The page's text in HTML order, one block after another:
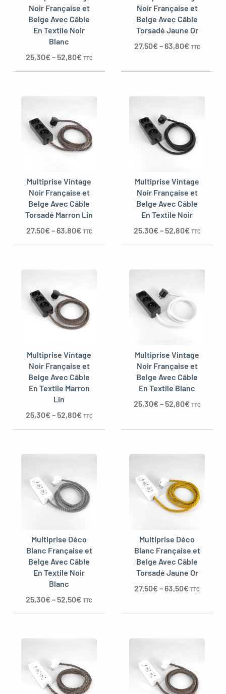
Noir Française et
Belge Avec Câble
En Textile Noir
Blanc
25,30€–52,80€ TTC
Noir Française et
Belge Avec Câble
Torsadé Jaune Or
27,50€–63,80€ TTC
Multiprise Vintage
Noir Française et
Belge Avec Câble
Torsadé Marron Lin
27,50€–63,80€ TTC
Multiprise Vintage
Noir Française et
Belge Avec Câble
En Textile Noir
25,30€–52,80€ TTC
Multiprise Vintage
Noir Française et
Belge Avec Câble
En Textile Marron
Lin
25,30€–52,80€ TTC
Multiprise Vintage
Noir Française et
Belge Avec Câble
En Textile Blanc
25,30€–52,80€ TTC
Multiprise Déco
Blanc Française et
Belge Avec Câble
En Textile Noir
Blanc
25,30€–52,50€ TTC
Multiprise Déco
Blanc Française et
Belge Avec Câble
Torsadé Jaune Or
27,50€–63,50€ TTC